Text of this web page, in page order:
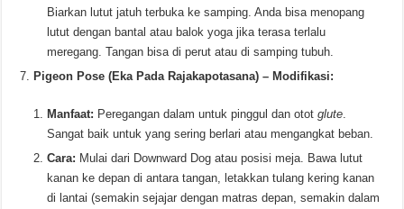
Biarkan lutut jatuh terbuka ke samping. Anda bisa menopang
lutut dengan bantal atau balok yoga jika terasa terlalu
meregang. Tangan bisa di perut atau di samping tubuh.
Pigeon Pose (Eka Pada Rajakapotasana) – Modifikasi:
Manfaat: Peregangan dalam untuk pinggul dan ototglute
Sangat baik untuk yang sering berlari atau mengangkat beban.
Cara: Mulai dari Downward Dog atau posisi meja. Bawa lutut
kanan ke depan di antara tangan, letakkan tulang kering kanan
di lantai (semakin sejajar dengan matras depan, semakin dalam